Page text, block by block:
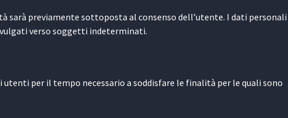
sarà previamente sottoposta al consenso dell’utente. I dati personali
verso soggetti indeterminati.
per il tempo necessario a soddisfare le finalità per le quali sono